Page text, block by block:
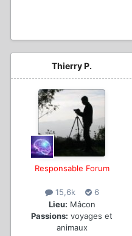
Thierry P.
Responsable Forum
15,6k
6
Lieu: Mâcon
Passions: voyages et
animaux